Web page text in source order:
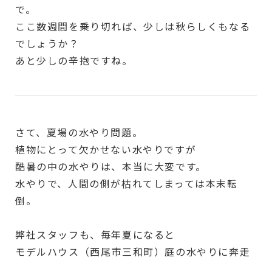
で。
ここ数週間を乗り切れば、少しは秋らしくもなる
でしょうか？
あと少しの辛抱ですね。
さて、夏場の水やり問題。
植物にとって欠かせない水やりですが
酷暑の中の水やりは、本当に大変です。
水やりで、人間の側が枯れてしまっては本末転
倒。
弊社スタッフも、毎年夏になると
モデルハウス（西尾市三和町）庭の水やりに奔走